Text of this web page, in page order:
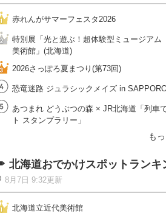
赤れんがサマーフェスタ2026
特別展「光と遊ぶ！超体験型ミュージア
美術館」(北海道)
2026さっぽろ夏まつり(第73回)
恐竜迷路 ジュラシックメイズ in
あつまれ どうぶつの森 × JR北海道「列車
ト スタンプラリー」
も
北海道おでかけスポットランキ
8月7日 9:32更新
北海道立近代美術館